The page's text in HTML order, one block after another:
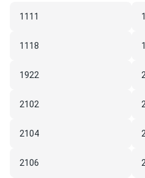
1111
1118
1922
2102
2104
2106